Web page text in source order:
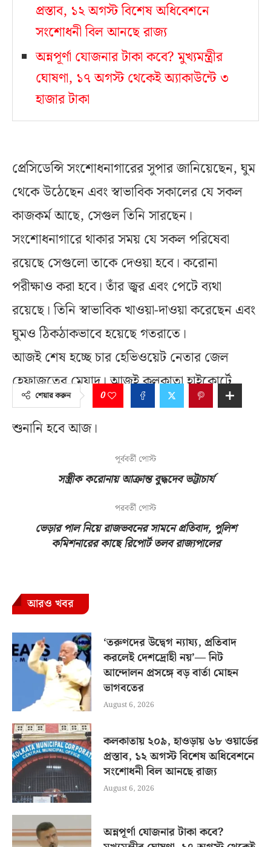
প্রস্তাব, ১২ অগস্ট বিশেষ অধিবেশনে
সংশোধনী বিল আনছে রাজ্য
অন্নপূর্ণা যোজনার টাকা কবে? মুখ্যমন্ত্রীর
ঘোষণা, ১৭ অগস্ট থেকেই অ্যাকাউন্টে ৩
হাজার টাকা
প্রেসিডেন্সি সংশোধনাগারের সুপার জানিয়েছেন, ঘুম
থেকে উঠেছেন এবং স্বাভাবিক সকালের যে সকল
কাজকর্ম আছে, সেগুল তিনি সারছেন।
সংশোধনাগারে থাকার সময় যে সকল পরিষেবা
রয়েছে সেগুলো তাকে দেওয়া হবে। করোনা
পরীক্ষাও করা হবে। তাঁর জ্বর এবং পেটে ব্যথা
রয়েছে। তিনি স্বাভাবিক খাওয়া-দাওয়া করেছেন এবং
ঘুমও ঠিকঠাকভাবে হয়েছে গতরাতে।
আজই শেষ হচ্ছে চার হেভিওয়েট নেতার জেল
হেফাজতের মেয়াদ। আজই কলকাতা হাইকোর্টে
নারদকাণ্ডের শুনানি। দু’টি আলাদা আবেদনের
শুনানি হবে আজ।
শেয়ার করুন 0
পূর্ববর্তী পোস্ট
সস্ত্রীক করোনায় আক্রান্ত বুদ্ধদেব ভট্টাচার্য
পরবর্তী পোস্ট
ভেড়ার পাল নিয়ে রাজভবনের সামনে প্রতিবাদ, পুলিশ
কমিশনারের কাছে রিপোর্ট তলব রাজ্যপালের
আরও খবর
‘তরুণদের উদ্বেগ ন্যায্য, প্রতিবাদ
করলেই দেশদ্রোহী নয়’— নিট
আন্দোলন প্রসঙ্গে বড় বার্তা মোহন
ভাগবতের
August 6, 2026
কলকাতায় ২০৯, হাওড়ায় ৬৮ ওয়ার্ডের
প্রস্তাব, ১২ অগস্ট বিশেষ অধিবেশনে
সংশোধনী বিল আনছে রাজ্য
August 6, 2026
অন্নপূর্ণা যোজনার টাকা কবে?